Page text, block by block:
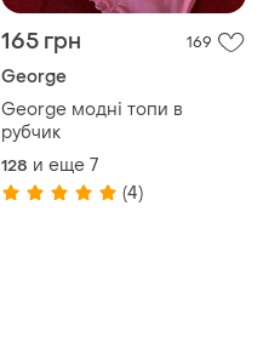
165 грн 169
George
George модні топи в
рубчик
128 и еще 7
(4)